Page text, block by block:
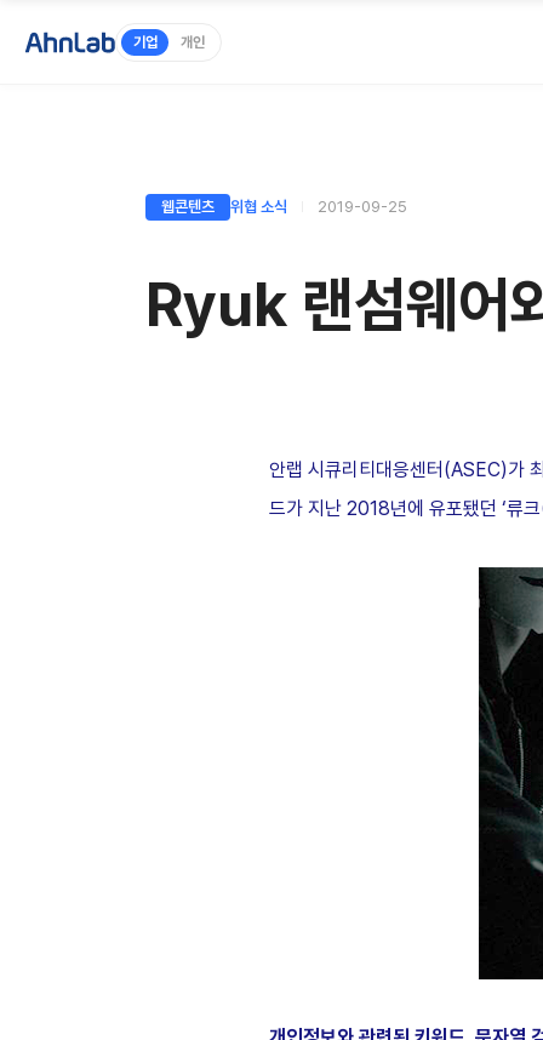
기업 개인
웹콘텐츠 위협 소식 2019-09-25
Ryuk 랜섬웨어
안랩 시큐리티대응센터 (ASEC)가
드가 지난 2018년에 유포됐던 ‘류크